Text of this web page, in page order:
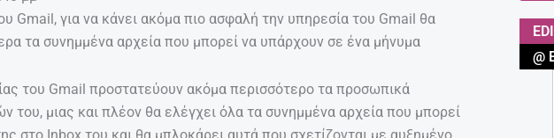
Gmail, για να κάνει ακόμα πιο ασφαλή την υπηρεσία του Gmail θα
τα συνημμένα αρχεία που μπορεί να υπάρχουν σε ένα μήνυμα
του Gmail προστατεύουν ακόμα περισσότερο τα προσωπικά
του, μιας και πλέον θα ελέγχει όλα τα συνημμένα αρχεία που μπορεί
στο Inbox του και θα μπλοκάρει αυτά που σχετίζονται με αυξημένο
@